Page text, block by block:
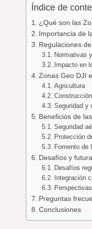
Índice de
¿Qué son las
Importancia de
Regulaciones
Normativas
Impacto en
Zonas Geo DJI
Agricultura
Construcción
Seguridad y
Beneficios de
Seguridad
Protección
Fomento de
Desafíos y
Desafíos
Integración
Preguntas
Conclusiones